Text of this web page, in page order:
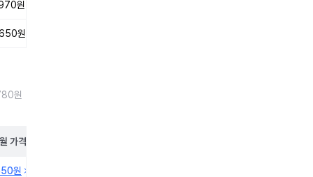
원
원
원
가격
원